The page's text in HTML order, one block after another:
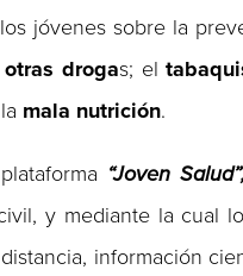
jóvenes sobre la
drogas; el
mala nutrición.
“Joven Salud”,
y mediante la cual
información